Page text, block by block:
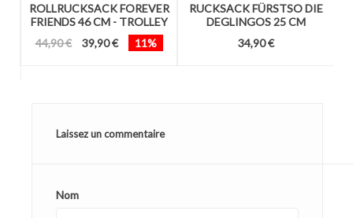
ROLLRUCKSACK FOREVER
FRIENDS 46 CM - TROLLEY
44,90 €
39,90 € 11%
RUCKSACK FÜRSTSO DIE
DEGLINGOS 25 CM
34,90 €
Laissez un commentaire
Nom